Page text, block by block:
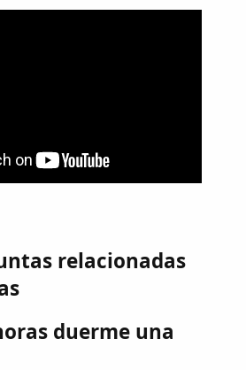
relacionadas
duerme una